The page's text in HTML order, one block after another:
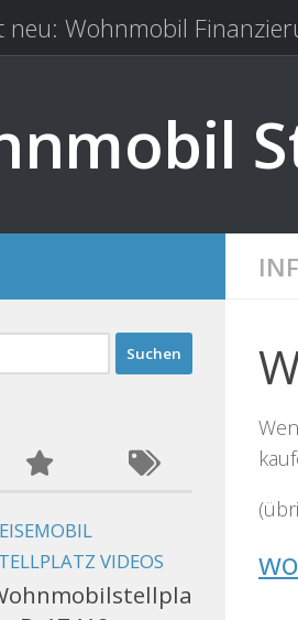
neu: Wohnmobil
VIDEOS